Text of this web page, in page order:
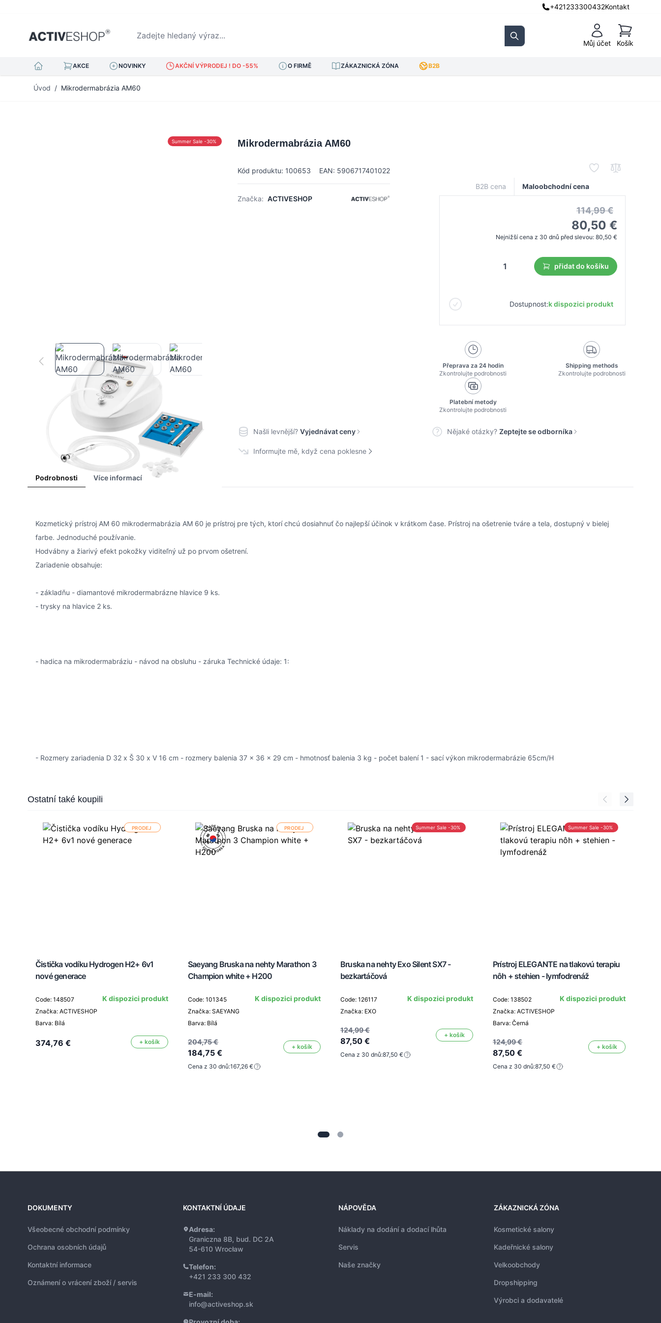
+421233300432Kontakt
Zadejte hledaný výraz...
Search Můj účet
Košík
Košík
AKCE NOVINKY AKČNÍ VÝPRODEJ ! DO -55% O FIRMĚ ZÁKAZNICKÁ ZÓNA B2B
Úvod / Mikrodermabrázia AM60
Summer Sale -30% Mikrodermabrázia AM60
Kód produktu: 100653 EAN: 5906717401022
Značka: ACTIVESHOP
B2B cena Maloobchodní cena
114,99 €
80,50 €
Nejnižší cena z 30 dnů před slevou: 80,50 €
přidat do košíku
Dostupnost:k dispozici produkt
Přeprava za 24 hodin
Zkontrolujte podrobnosti
Shipping methods
Zkontrolujte podrobnosti
Platební metody
Zkontrolujte podrobnosti
Našli levnější? Vyjednávat ceny Nějaké otázky? Zeptejte se odborníka
Informujte mě, když cena poklesne
Podrobnosti Více informací
Kozmetický prístroj AM 60 mikrodermabrázia AM 60 je prístroj pre tých, ktorí chcú dosiahnuť čo najlepší účinok v krátkom čase. Prístroj na ošetrenie tváre a tela, dostupný v bielej
farbe. Jednoduché používanie.
Hodvábny a žiarivý efekt pokožky viditeľný už po prvom ošetrení.
Zariadenie obsahuje:
- základňu - diamantové mikrodermabrázne hlavice 9 ks.
- trysky na hlavice 2 ks.
- hadica na mikrodermabráziu - návod na obsluhu - záruka Technické údaje: 1:
- Rozmery zariadenia D 32 x Š 30 x V 16 cm - rozmery balenia 37 x 36 x 29 cm - hmotnosť balenia 3 kg - počet balení 1 - sací výkon mikrodermabrázie 65cm/H
Press to skip carousel
Ostatní také koupili
PRODEJ
Čistička vodíku Hydrogen H2+ 6v1
nové generace
Code: 148507
Značka: ACTIVESHOP
Barva: Bílá
K dispozici produkt
374,76 € + košík
PRODEJ
Saeyang Bruska na nehty Marathon 3
Champion white + H200
Code: 101345
Značka: SAEYANG
Barva: Bílá
K dispozici produkt
204,75 €
184,75 €
+ košík
Cena z 30 dnů:167,26 €
Summer Sale -30%
Bruska na nehty Exo Silent SX7 -
bezkartáčová
Code: 126117
Značka: EXO
K dispozici produkt
124,99 €
87,50 €
+ košík
Cena z 30 dnů:87,50 €
Summer Sale -30%
Prístroj ELEGANTE na tlakovú terapiu
nôh + stehien - lymfodrenáž
Code: 138502
Značka: ACTIVESHOP
Barva: Černá
K dispozici produkt
124,99 €
87,50 €
+ košík
Cena z 30 dnů:87,50 €
DOKUMENTY
Všeobecné obchodní podmínky
Ochrana osobních údajů
Kontaktní informace
Oznámení o vrácení zboží / servis
KONTAKTNÍ ÚDAJE
Adresa:
Graniczna 8B, bud. DC 2A
54-610 Wrocław
Telefon:
+421 233 300 432
E-mail:
info@activeshop.sk
NÁPOVĚDA
Náklady na dodání a dodací lhůta
Servis
Naše značky
ZÁKAZNICKÁ ZÓNA
Kosmetické salony
Kadeřnické salony
Velkoobchody
Dropshipping
Výrobci a dodavatelé